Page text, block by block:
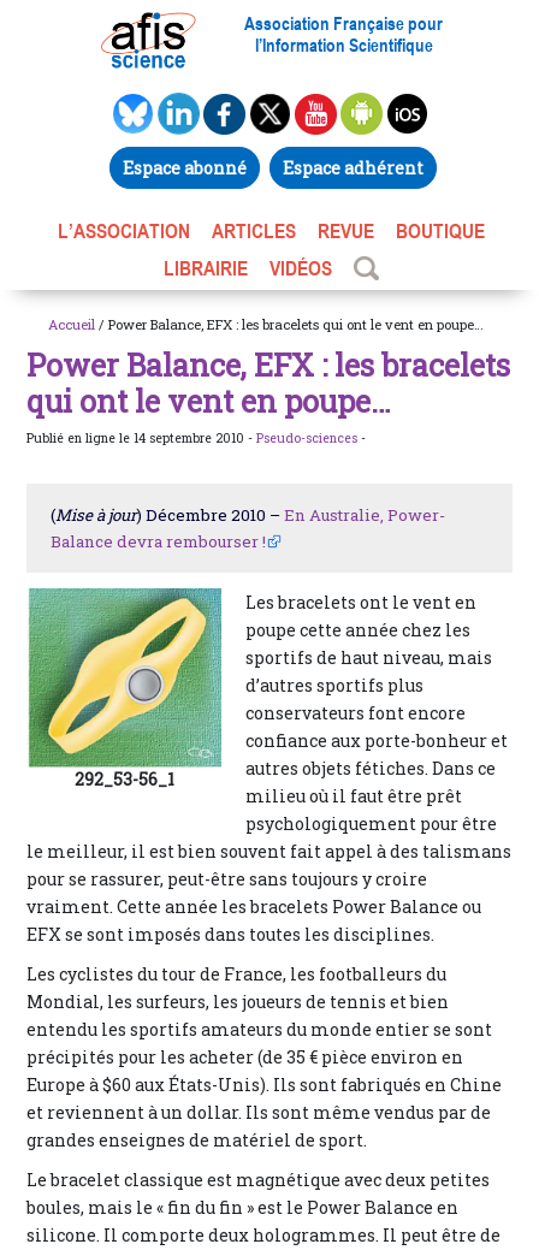
Association Française pour
l’Information Scientifique
Espace abonné Espace adhérent
L’ASSOCIATION ARTICLES REVUE
BOUTIQUE
LIBRAIRIE
VIDÉOS
Accueil / Power Balance, EFX : les bracelets qui ont le vent en poupe…
Power Balance, EFX : les bracelets
qui ont le vent en poupe…
Publié en ligne le 14 septembre 2010 -Pseudo-sciences -
(Mise à jour) Décembre 2010 –En Australie, Power-
Balance devra rembourser !
292_53-56_1
Les bracelets ont le vent en
poupe cette année chez les
sportifs de haut niveau, mais
d’autres sportifs plus
conservateurs font encore
confiance aux porte-bonheur et
autres objets fétiches. Dans ce
milieu où il faut être prêt
psychologiquement pour être
le meilleur, il est bien souvent fait appel à des talismans
pour se rassurer, peut-être sans toujours y croire
vraiment. Cette année les bracelets Power Balance ou
EFX se sont imposés dans toutes les disciplines.
Les cyclistes du tour de France, les footballeurs du
Mondial, les surfeurs, les joueurs de tennis et bien
entendu les sportifs amateurs du monde entier se sont
précipités pour les acheter (de 35 € pièce environ en
Europe à $60 aux États-Unis). Ils sont fabriqués en Chine
et reviennent à un dollar. Ils sont même vendus par de
grandes enseignes de matériel de sport.
Le bracelet classique est magnétique avec deux petites
boules, mais le « fin du fin » est le Power Balance en
silicone. Il comporte deux hologrammes. Il peut être de